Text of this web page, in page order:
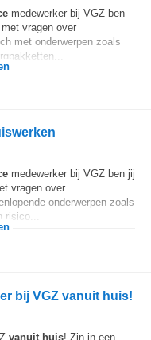
medewerker bij VGZ ben
vragen over
met onderwerpen zoals
medewerker bij VGZ ben jij
vragen over
onderwerpen zoals
bij VGZ vanuit huis!
vanuit huis! Zin in een